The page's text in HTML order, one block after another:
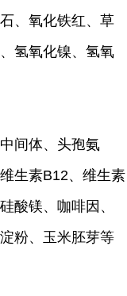
、氧化铁红、草
氢氧化镍、氢氧
间体、头孢氨
生素B12、维生素
酸镁、咖啡因、
粉、玉米胚芽等